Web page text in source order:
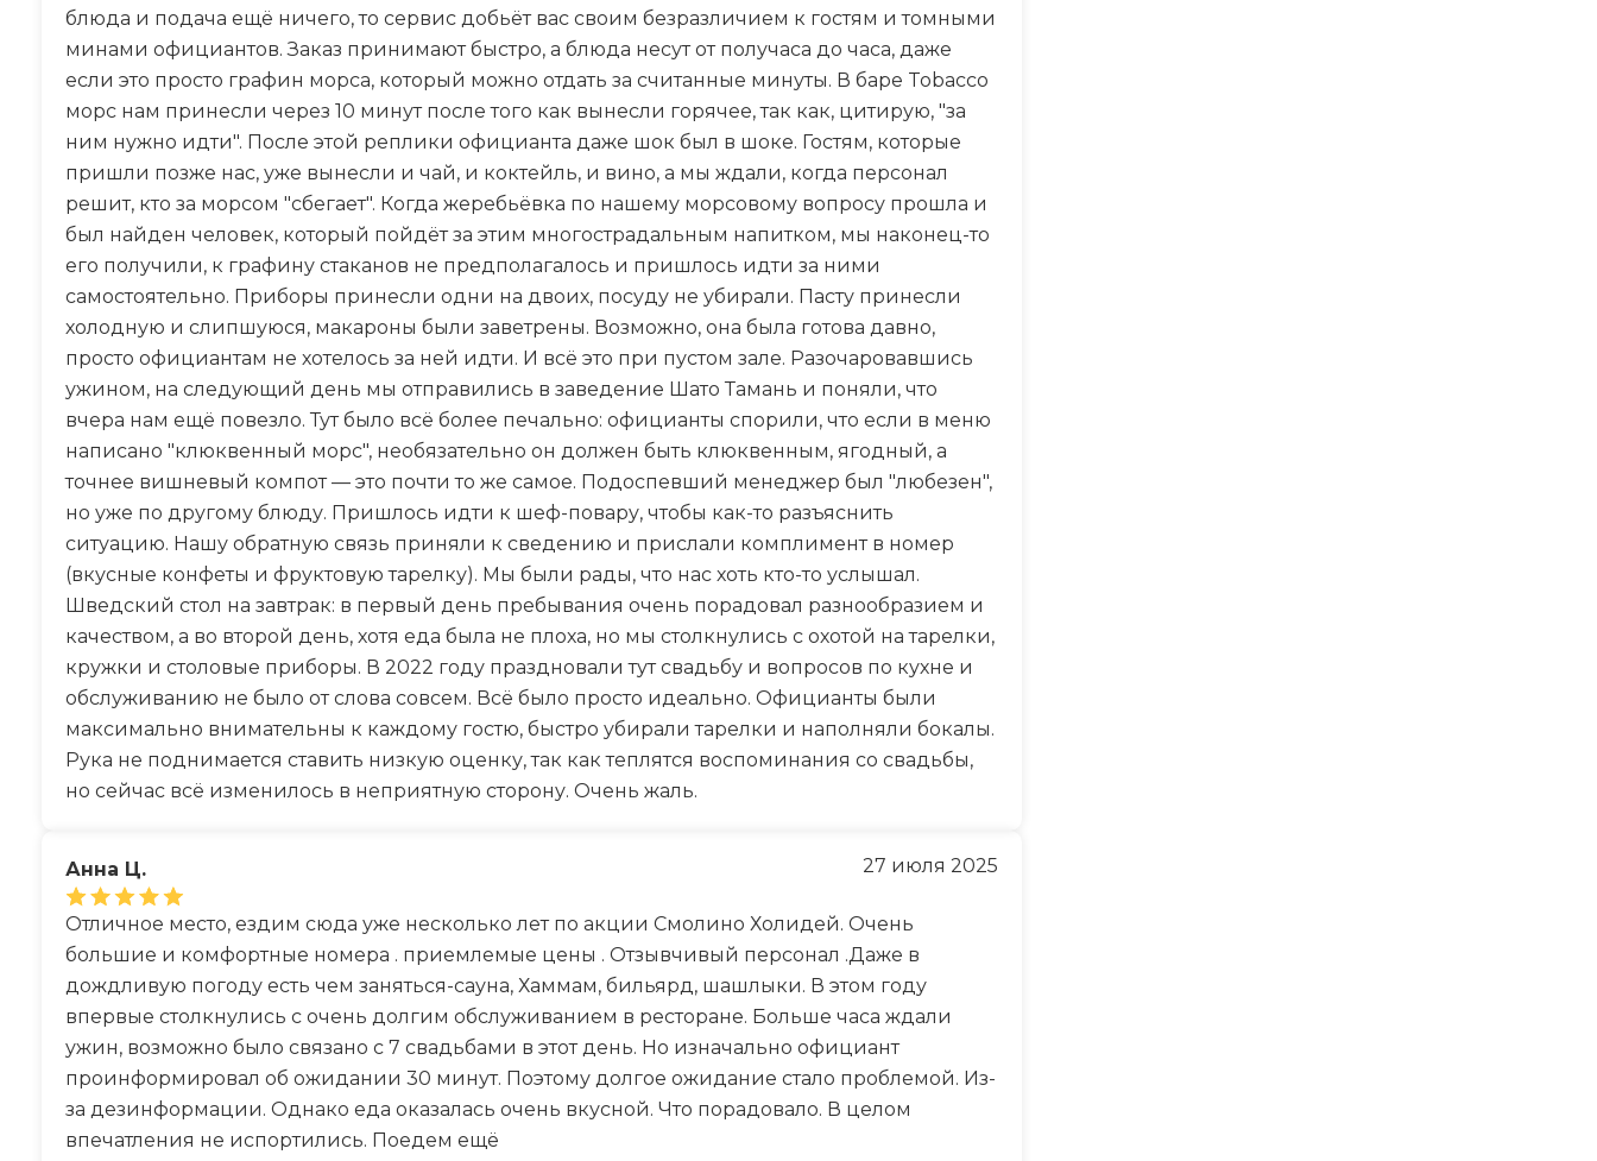
блюда и подача ещё ничего, то сервис добьёт вас своим безразличием к гостям и томными
минами официантов. Заказ принимают быстро, а блюда несут от получаса до часа, даже
если это просто графин морса, который можно отдать за считанные минуты. В баре Tobacco
морс нам принесли через 10 минут после того как вынесли горячее, так как, цитирую, "за
ним нужно идти". После этой реплики официанта даже шок был в шоке. Гостям, которые
пришли позже нас, уже вынесли и чай, и коктейль, и вино, а мы ждали, когда персонал
решит, кто за морсом "сбегает". Когда жеребьёвка по нашему морсовому вопросу прошла и
был найден человек, который пойдёт за этим многострадальным напитком, мы наконец-то
его получили, к графину стаканов не предполагалось и пришлось идти за ними
самостоятельно. Приборы принесли одни на двоих, посуду не убирали. Пасту принесли
холодную и слипшуюся, макароны были заветрены. Возможно, она была готова давно,
просто официантам не хотелось за ней идти. И всё это при пустом зале. Разочаровавшись
ужином, на следующий день мы отправились в заведение Шато Тамань и поняли, что
вчера нам ещё повезло. Тут было всё более печально: официанты спорили, что если в меню
написано "клюквенный морс", необязательно он должен быть клюквенным, ягодный, а
точнее вишневый компот — это почти то же самое. Подоспевший менеджер был "любезен",
но уже по другому блюду. Пришлось идти к шеф-повару, чтобы как-то разъяснить
ситуацию. Нашу обратную связь приняли к сведению и прислали комплимент в номер
(вкусные конфеты и фруктовую тарелку). Мы были рады, что нас хоть кто-то услышал.
Шведский стол на завтрак: в первый день пребывания очень порадовал разнообразием и
качеством, а во второй день, хотя еда была не плоха, но мы столкнулись с охотой на тарелки,
кружки и столовые приборы. В 2022 году праздновали тут свадьбу и вопросов по кухне и
обслуживанию не было от слова совсем. Всё было просто идеально. Официанты были
максимально внимательны к каждому гостю, быстро убирали тарелки и наполняли бокалы.
Рука не поднимается ставить низкую оценку, так как теплятся воспоминания со свадьбы,
но сейчас всё изменилось в неприятную сторону. Очень жаль.
Анна Ц. 27 июля 2025
Отличное место, ездим сюда уже несколько лет по акции Смолино Холидей. Очень
большие и комфортные номера . приемлемые цены . Отзывчивый персонал .Даже в
дождливую погоду есть чем заняться-сауна, Хаммам, бильярд, шашлыки. В этом году
впервые столкнулись с очень долгим обслуживанием в ресторане. Больше часа ждали
ужин, возможно было связано с 7 свадьбами в этот день. Но изначально официант
проинформировал об ожидании 30 минут. Поэтому долгое ожидание стало проблемой. Из-
за дезинформации. Однако еда оказалась очень вкусной. Что порадовало. В целом
впечатления не испортились. Поедем ещё